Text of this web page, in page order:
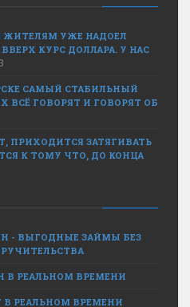
ЖИТЕЛЯМ УЖЕ НАДОЕЛ
КУРС ДОЛЛАРА. У НАС
САМЫЙ СТАБИЛЬНЫЙ
ВСЁ ГОВОРЯТ И ГОВОРЯТ ОБ
ПРИХОДИТСЯ ЗАТЯГИВАТЬ
К ТОМУ ЧТО, ДО КОНЦА
- ВЫГОДНЫЕ ЗАЙМЫ БЕЗ
РЕАЛЬНОМ ВРЕМЕНИ
РЕАЛЬНОМ ВРЕМЕНИ